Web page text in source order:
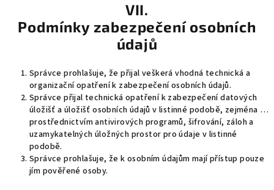
VII.
Podmínky zabezpečení osobních
údajů
Správce prohlašuje, že přijal veškerá vhodná technická a
organizační opatření k zabezpečení osobních údajů.
Správce přijal technická opatření k zabezpečení datových
úložišť a úložišť osobních údajů v listinné podobě, zejména …
prostřednictvím antivirových programů, šifrování, záloh a
uzamykatelných úložných prostor pro údaje v listinné
podobě.
Správce prohlašuje, že k osobním údajům mají přístup pouze
jím pověřené osoby.